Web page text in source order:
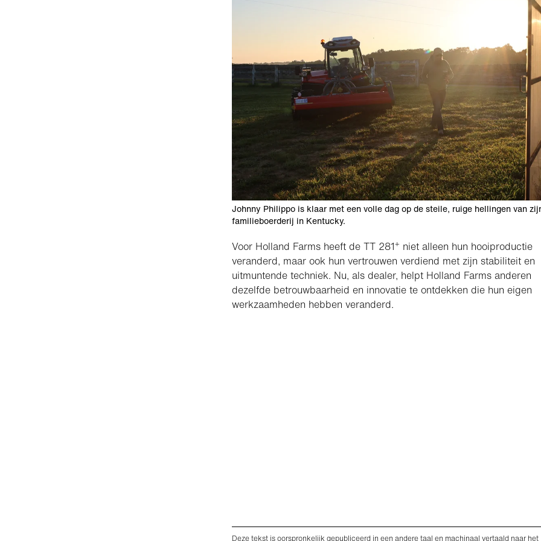
Johnny Philippo is klaar met een volle dag op de steile, ruige hellingen van
familieboerderij in Kentucky.
Voor Holland Farms heeft de TT 281+ niet alleen hun hooiproductie
veranderd, maar ook hun vertrouwen verdiend met zijn stabiliteit en
uitmuntende techniek. Nu, als dealer, helpt Holland Farms anderen
dezelfde betrouwbaarheid en innovatie te ontdekken die hun eigen
werkzaamheden hebben veranderd.
Deze tekst is oorspronkelijk gepubliceerd in een andere taal en machinaal vertaald naar het